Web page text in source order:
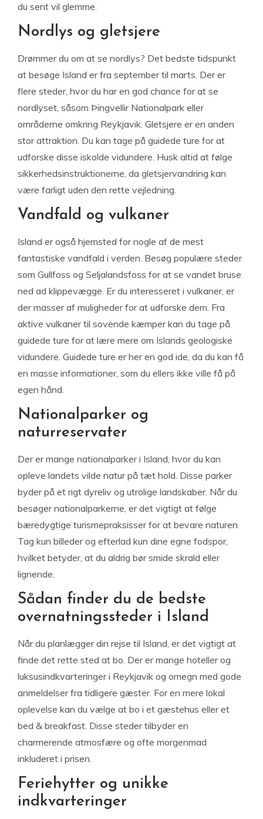
du sent vil glemme.
Nordlys og gletsjere
Drømmer du om at se nordlys? Det bedste tidspunkt
at besøge Island er fra september til marts. Der er
flere steder, hvor du har en god chance for at se
nordlyset, såsom Þingvellir Nationalpark eller
områderne omkring Reykjavik. Gletsjere er en anden
stor attraktion. Du kan tage på guidede ture for at
udforske disse iskolde vidundere. Husk altid at følge
sikkerhedsinstruktionerne, da gletsjervandring kan
være farligt uden den rette vejledning.
Vandfald og vulkaner
Island er også hjemsted for nogle af de mest
fantastiske vandfald i verden. Besøg populære steder
som Gullfoss og Seljalandsfoss for at se vandet bruse
ned ad klippevægge. Er du interesseret i vulkaner, er
der masser af muligheder for at udforske dem. Fra
aktive vulkaner til sovende kæmper kan du tage på
guidede ture for at lære mere om Islands geologiske
vidundere. Guidede ture er her en god ide, da du kan få
en masse informationer, som du ellers ikke ville få på
egen hånd.
Nationalparker og
naturreservater
Der er mange nationalparker i Island, hvor du kan
opleve landets vilde natur på tæt hold. Disse parker
byder på et rigt dyreliv og utrolige landskaber. Når du
besøger nationalparkerne, er det vigtigt at følge
bæredygtige turismepraksisser for at bevare naturen.
Tag kun billeder og efterlad kun dine egne fodspor,
hvilket betyder, at du aldrig bør smide skrald eller
lignende.
Sådan finder du de bedste
overnatningssteder i Island
Når du planlægger din rejse til Island, er det vigtigt at
finde det rette sted at bo. Der er mange hoteller og
luksusindkvarteringer i Reykjavik og omegn med gode
anmeldelser fra tidligere gæster. For en mere lokal
oplevelse kan du vælge at bo i et gæstehus eller et
bed & breakfast. Disse steder tilbyder en
charmerende atmosfære og ofte morgenmad
inkluderet i prisen.
Feriehytter og unikke
indkvarteringer